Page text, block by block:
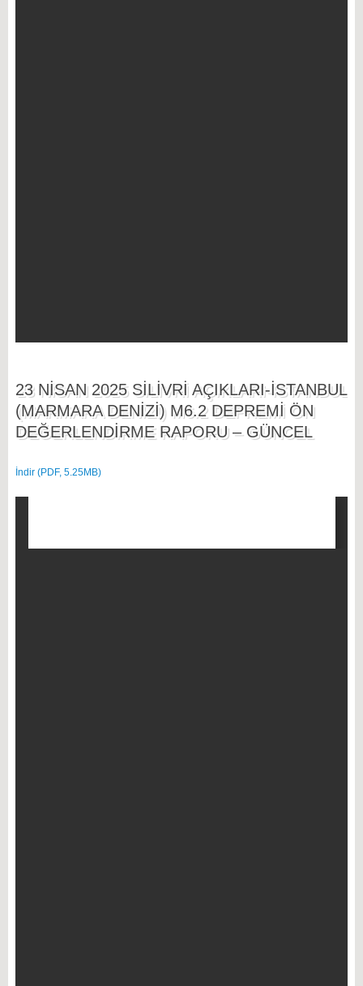
23 NİSAN 2025 SİLİVRİ AÇIKLARI-İSTANBUL
(MARMARA DENİZİ) M6.2 DEPREMİ ÖN
DEĞERLENDİRME RAPORU – GÜNCEL
İndir (PDF, 5.25MB)